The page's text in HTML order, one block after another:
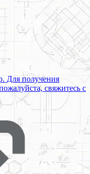
Для получения
свяжитесь с